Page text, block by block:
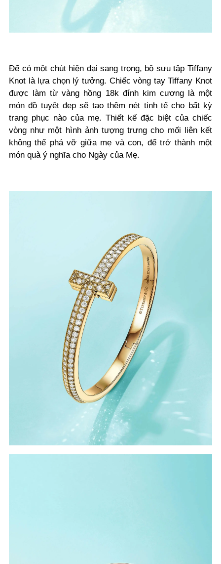
Để có một chút hiện đại sang trọng, bộ sưu tập Tiffany
Knot là lựa chọn lý tưởng. Chiếc vòng tay Tiffany Knot
được làm từ vàng hồng 18k đính kim cương là một
món đồ tuyệt đẹp sẽ tạo thêm nét tinh tế cho bất kỳ
trang phục nào của mẹ. Thiết kế đặc biệt của chiếc
vòng như một hình ảnh tượng trưng cho mối liên kết
không thể phá vỡ giữa mẹ và con, để trở thành một
món quà ý nghĩa cho Ngày của Mẹ.